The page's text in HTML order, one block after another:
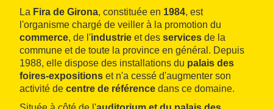
La Fira de Girona, constituée en 1984, est
l'organisme chargé de veiller à la promotion du
commerce, de l'industrie et des services de la
commune et de toute la province en général. Depuis
1988, elle dispose des installations du palais des
foires-expositions et n'a cessé d'augmenter son
activité de centre de référence dans ce domaine.